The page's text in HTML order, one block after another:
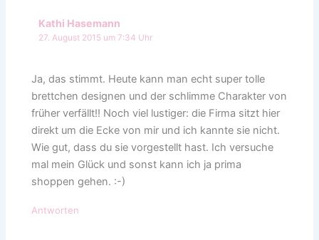
Kathi Hasemann
27. August 2015 um 7:34 Uhr
Ja, das stimmt. Heute kann man echt super tolle
brettchen designen und der schlimme Charakter von
früher verfällt!! Noch viel lustiger: die Firma sitzt hier
direkt um die Ecke von mir und ich kannte sie nicht.
Wie gut, dass du sie vorgestellt hast. Ich versuche
mal mein Glück und sonst kann ich ja prima
shoppen gehen. :-)
Antworten